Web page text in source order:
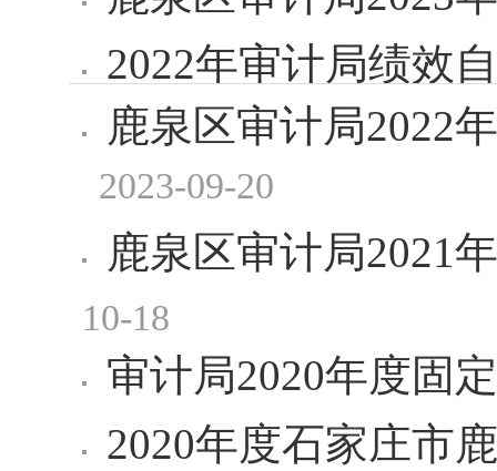
2022年审计局绩效
鹿泉区审计局2022
2023-09-20
鹿泉区审计局2021
10-18
审计局2020年度固
2020年度石家庄市